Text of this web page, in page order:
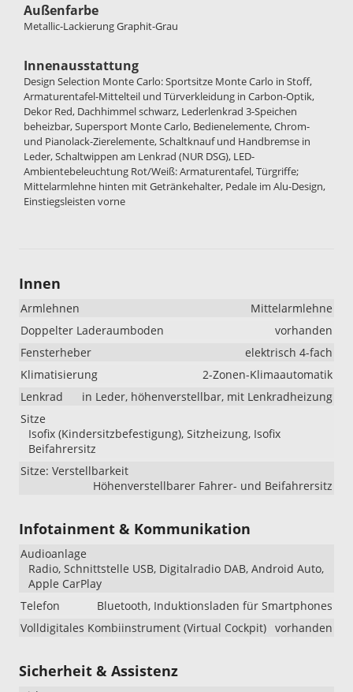
Außenfarbe
Metallic-Lackierung Graphit-Grau
Innenausstattung
Design Selection Monte Carlo: Sportsitze Monte Carlo in Stoff,
Armaturentafel-Mittelteil und Türverkleidung in Carbon-Optik,
Dekor Red, Dachhimmel schwarz, Lederlenkrad 3-Speichen
beheizbar, Supersport Monte Carlo, Bedienelemente, Chrom-
und Pianolack-Zierelemente, Schaltknauf und Handbremse in
Leder, Schaltwippen am Lenkrad (NUR DSG), LED-
Ambientebeleuchtung Rot/Weiß: Armaturentafel, Türgriffe;
Mittelarmlehne hinten mit Getränkehalter, Pedale im Alu-Design,
Einstiegsleisten vorne
Innen
Armlehnen
Mittelarmlehne
Doppelter Laderaumboden
vorhanden
Fensterheber
elektrisch 4-fach
Klimatisierung
2-Zonen-Klimaautomatik
Lenkrad
in Leder, höhenverstellbar, mit Lenkradheizung
Sitze
Isofix (Kindersitzbefestigung), Sitzheizung, Isofix
Beifahrersitz
Sitze: Verstellbarkeit
Höhenverstellbarer Fahrer- und Beifahrersitz
Infotainment & Kommunikation
Audioanlage
Radio, Schnittstelle USB, Digitalradio DAB, Android Auto,
Apple CarPlay
Telefon
Bluetooth, Induktionsladen für Smartphones
Volldigitales Kombiinstrument (Virtual Cockpit) vorhanden
Sicherheit & Assistenz